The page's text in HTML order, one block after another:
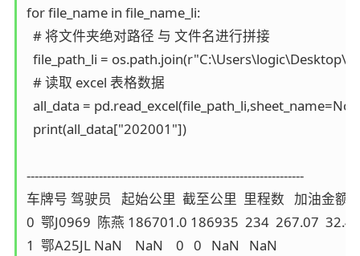
for file_name in file_name_li:
  # 将文件夹绝对路径 与 文件名进行拼接
file_path_li =
  # 读取 excel 表格数据
all_data =
  print(all_data["202001"])
---------------------------------------------------------------------
车牌号 驾驶员   起始公里  截至公里  里程数   加油金额
0  鄂J0969  陈燕 186701.0 186935  234  267.07  32.41
1  鄂A25JL NaN    NaN    0   0   NaN   NaN